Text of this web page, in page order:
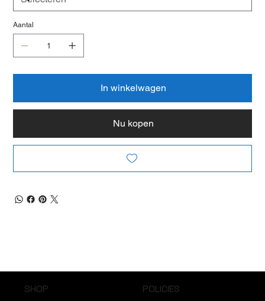
Aantal
In winkelwagen
Nu kopen
SHOP POLICIES